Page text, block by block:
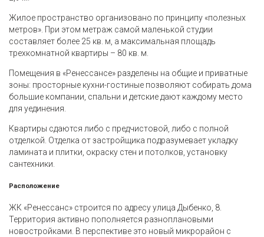
Жилое пространство организовано по принципу «полезных
метров». При этом метраж самой маленькой студии
составляет более 25 кв. м, а максимальная площадь
трехкомнатной квартиры – 80 кв. м.
Помещения в «Ренессансе» разделены на общие и приватные
зоны: просторные кухни-гостиные позволяют собирать дома
большие компании, спальни и детские дают каждому место
для уединения.
Квартиры сдаются либо с предчистовой, либо с полной
отделкой. Отделка от застройщика подразумевает укладку
ламината и плитки, окраску стен и потолков, установку
сантехники.
Расположение
ЖК «Ренессанс» строится по адресу улица Дыбенко, 8.
Территория активно пополняется разноплановыми
новостройками. В перспективе это новый микрорайон с